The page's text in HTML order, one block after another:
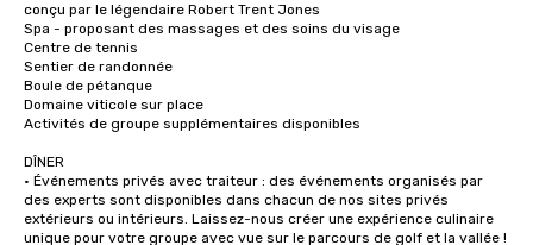
conçu par le légendaire Robert Trent Jones
Spa - proposant des massages et des soins du visage
Centre de tennis
Sentier de randonnée
Boule de pétanque
Domaine viticole sur place
Activités de groupe supplémentaires disponibles
DÎNER
• Événements privés avec traiteur : des événements organisés par
des experts sont disponibles dans chacun de nos sites privés
extérieurs ou intérieurs. Laissez-nous créer une expérience culinaire
unique pour votre groupe avec vue sur le parcours de golf et la vallée !